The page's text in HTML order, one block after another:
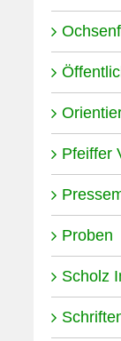
Pfeiffer
Proben
Scholz